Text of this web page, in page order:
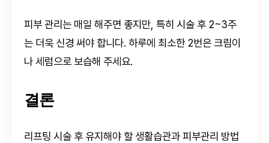
피부 관리는 매일 해주면 좋지만, 특히 시술 후 2~3주
는 더욱 신경 써야 합니다. 하루에 최소한 2번은 크림이
나 세럼으로 보습해 주세요.
결론
리프팅 시술 후 유지해야 할 생활습관과 피부관리 방법